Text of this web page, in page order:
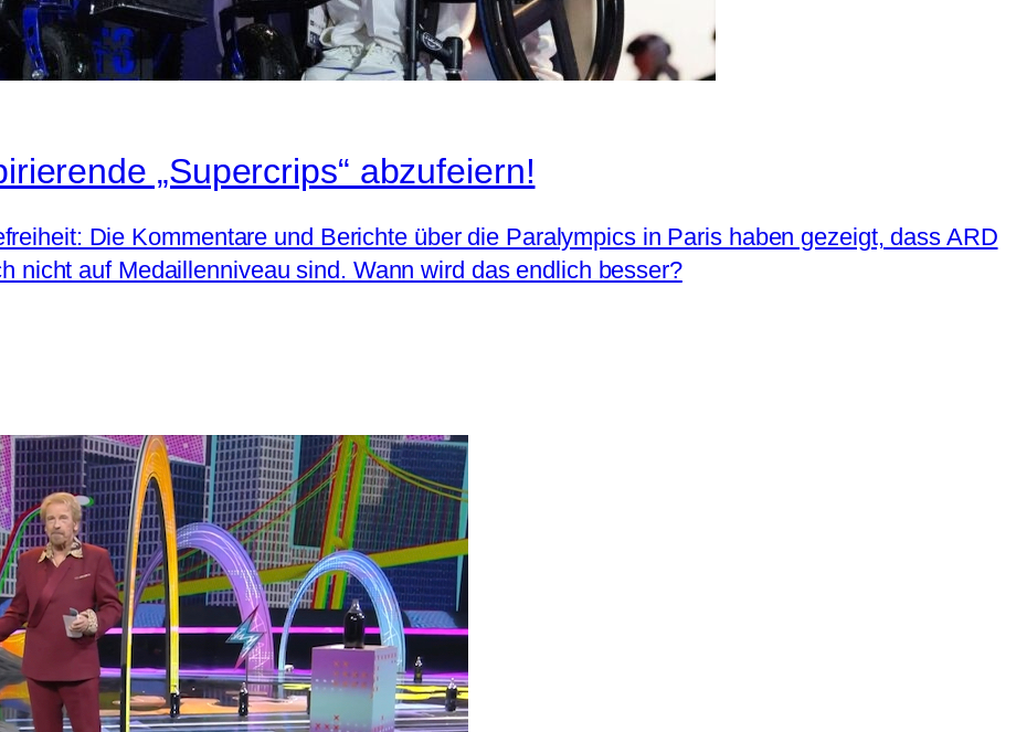
„Supercrips“ abzufeiern!
Die Kommentare und Berichte über die Paralympics in Paris haben gezeigt, dass ARD
nicht auf Medaillenniveau sind. Wann wird das endlich besser?